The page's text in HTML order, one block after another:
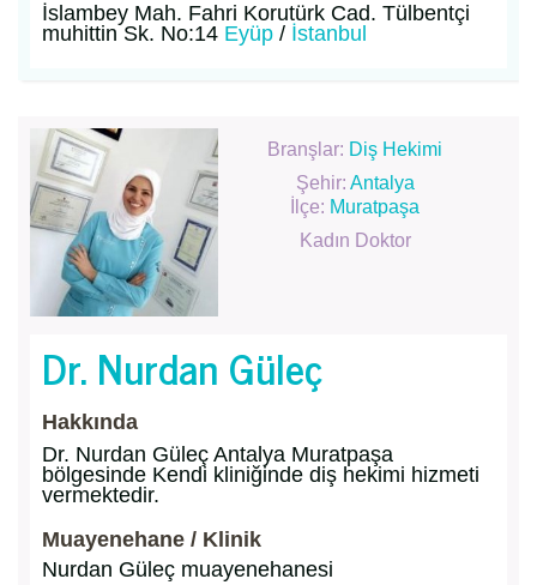
İslambey Mah. Fahri Korutürk Cad. Tülbentçi
muhittin Sk. No:14 Eyüp / İstanbul
Branşlar: Diş Hekimi
Şehir: Antalya
İlçe: Muratpaşa
Kadın Doktor
Dr. Nurdan Güleç
Hakkında
Dr. Nurdan Güleç Antalya Muratpaşa
bölgesinde Kendi kliniğinde diş hekimi hizmeti
vermektedir.
Muayenehane / Klinik
Nurdan Güleç muayenehanesi